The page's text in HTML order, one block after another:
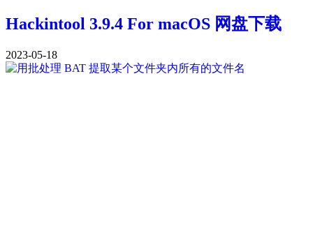
Hackintool 3.9.4 For macOS 网盘下载
2023-05-18